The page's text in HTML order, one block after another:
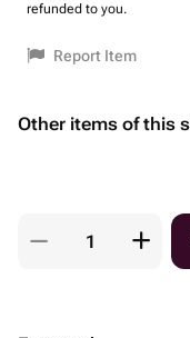
refunded to you.
Report Item
Other items of this